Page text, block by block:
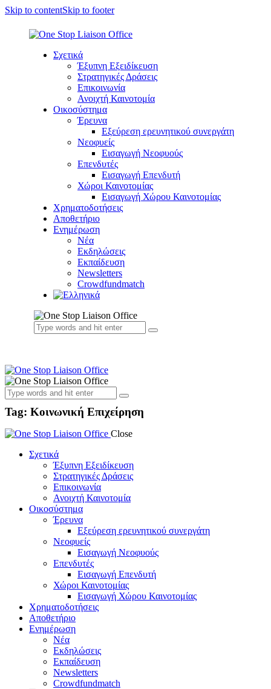
Skip to contentSkip to footer
Σχετικά
Έξυπνη Εξειδίκευση
Στρατηγικές Δράσεις
Επικοινωνία
Ανοιχτή Καινοτομία
Οικοσύστημα
Έρευνα
Εξεύρεση ερευνητικού συνεργάτη
Νεοφυείς
Εισαγωγή Νεοφυούς
Επενδυτές
Εισαγωγή Επενδυτή
Χώροι Καινοτομίας
Εισαγωγή Χώρου Καινοτομίας
Χρηματοδοτήσεις
Αποθετήριο
Ενημέρωση
Νέα
Εκδηλώσεις
Εκπαίδευση
Newsletters
Crowdfundmatch
Tag: Κοινωνική Επιχείρηση
Close
Σχετικά
Έξυπνη Εξειδίκευση
Στρατηγικές Δράσεις
Επικοινωνία
Ανοιχτή Καινοτομία
Οικοσύστημα
Έρευνα
Εξεύρεση ερευνητικού συνεργάτη
Νεοφυείς
Εισαγωγή Νεοφυούς
Επενδυτές
Εισαγωγή Επενδυτή
Χώροι Καινοτομίας
Εισαγωγή Χώρου Καινοτομίας
Χρηματοδοτήσεις
Αποθετήριο
Ενημέρωση
Νέα
Εκδηλώσεις
Εκπαίδευση
Newsletters
Crowdfundmatch